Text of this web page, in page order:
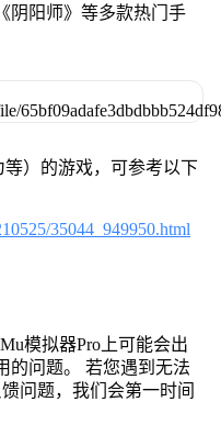
阴阳师》等多款热门手
）的游戏，可参考以下
35044_949950.html
模拟器Pro上可能会出
的问题。 若您遇到无法
馈问题，我们会第一时间